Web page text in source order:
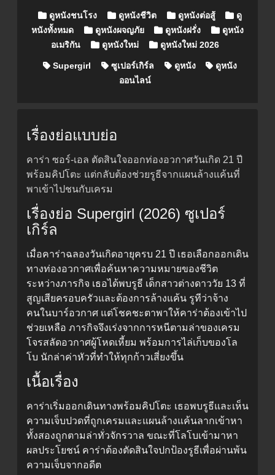
Posted in
ดูหนังชนโรง ดูหนังชีวิต ดูหนังต่อสู้
ดู
หนังทั้งหมด
ดูหนังผจญภัย ดูหนังฝรั่ง
ดูหนัง
อเมริกัน
ดูหนังใหม่ ดูหนังใหม่ 2026
Supergirl ซูเปอร์เกิร์ล ดูหนัง
ดูหนัง
ออนไลน์
เรื่องย่อแบบย่อ
คาร่า ซอร์-เอล ตัดสินใจออกท่องอวกาศวันเกิด 21 ปี
พร้อมคิปโตะ แต่กลับต้องช่วยรูธีจากแผนล้างแค้นที่
พาเข้าไปชนกับเครม
เรื่องย่อ Supergirl (2026) ซูเปอร์
เกิร์ล
เมื่อคาร่าฉลองวันเกิดอายุครบ 21 ปี เธอเลือกออกเดิน
ทางท่องอวกาศเพื่อค้นหาความหมายของชีวิต
ระหว่างภารกิจ เธอได้พบรูธี เด็กสาวต่างดาววัย 13 ที่
สูญเสียครอบครัวและต้องการล้างแค้น รูทีว่าจ้าง
คนในบาร์อวกาศ แต่โชคชะตาพาให้คาร่าต้องเข้าไป
ช่วยเหลือ ภารกิจจึงเร่งจากการหนีตามล่าของเครม
โจรสลัดอวกาศผู้โหดเหี้ยม พร้อมการไล่เก็บของโล
โบ นักล่าค่าหัวที่ทำให้ทุกก้าวเสี่ยงขึ้น
เนื้อเรื่อง
คาร่าเริ่มออกเดินทางพร้อมคิปโตะ เธอพบรูธีและเห็น
ความเจ็บปวดที่ถูกเครมและแผนล้างแค้นลากเข้าหา
ทั้งสองถูกตามล่าทั่วจักรวาล ขณะที่โลโบเข้ามาหา
ผลประโยชน์ คาร่าต้องตัดสินใจปกป้องรูธีเพื่อผ่านพ้น
ความเจ็บจากอดีต